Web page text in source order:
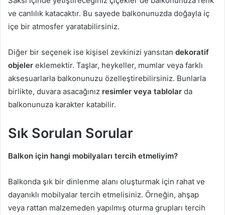
ve canlılık katacaktır. Bu sayede balkonunuzda doğayla iç
içe bir atmosfer yaratabilirsiniz.
Diğer bir seçenek ise kişisel zevkinizi yansıtan dekoratif
objeler eklemektir. Taşlar, heykeller, mumlar veya farklı
aksesuarlarla balkonunuzu özelleştirebilirsiniz. Bunlarla
birlikte, duvara asacağınız resimler veya tablolar da
balkonunuza karakter katabilir.
Sık Sorulan Sorular
Balkon için hangi mobilyaları tercih etmeliyim?
Balkonda şık bir dinlenme alanı oluşturmak için rahat ve
dayanıklı mobilyalar tercih etmelisiniz. Örneğin, ahşap
veya rattan malzemeden yapılmış oturma grupları tercih